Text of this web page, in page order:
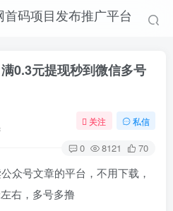
0.3元提现秒到微信多号
关注 私信
0 8121 70
众号文章的平台，不用下载，
右，多号多撸